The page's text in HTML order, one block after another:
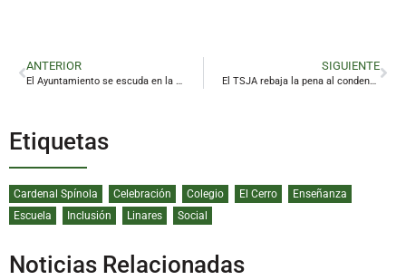
ANTERIOR
El Ayuntamiento se escuda en la lluvia para sacudirse la presión por la marcha de las obras de Linarejos
SIGUIENTE
El TSJA rebaja la pena al condenado por matar a golpes a una mujer en Linares en 2021
Etiquetas
Cardenal Spínola Celebración Colegio El Cerro
Enseñanza
Escuela
Inclusión Linares Social
Noticias Relacionadas